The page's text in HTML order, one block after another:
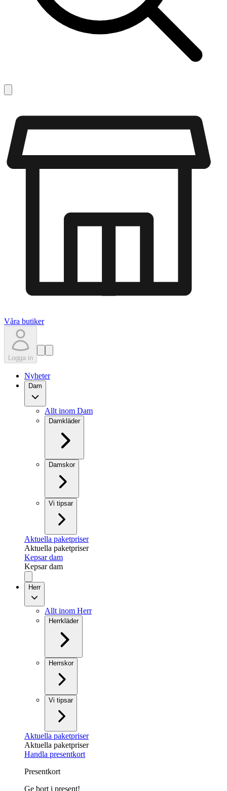
Våra butiker
Logga in
Nyheter
Dam
Allt inom Dam
Damkläder
Damskor
Vi tipsar
Aktuella paketpriser
Aktuella paketpriser
Kepsar dam
Kepsar dam
Herr
Allt inom Herr
Herrkläder
Herrskor
Vi tipsar
Aktuella paketpriser
Aktuella paketpriser
Handla presentkort
Presentkort
Ge bort i present!